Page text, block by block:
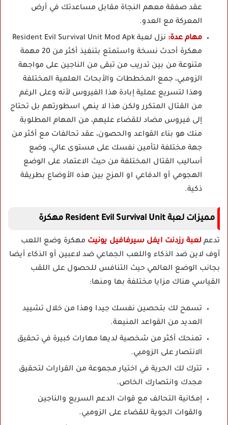
عقد صفقة معهم النجاة مقابل مساعدتك في أرض
المعركة مع العدو.
مهام عدة:
نزل لعبة Resident Evil Survival Unit Mod Apk
مهكرة أحدث نسخة واستمتع بتنفيذ أكثر من 20 مهمة
متنوعة من بين تدريب من تبقى من الناجين على مواجهة
الزومبي، جمع المخططات والأبحاث العلمية المختلفة
وهذا لتسريع عملية إبادة هذا الفيروس لأنه وعلى الرغم
من القتال المتكرر ولكن هذا لا ينهي اسطورتهم بل تحتاج
إلى فيروس مضاد للقضاء عليهم، من المهام المطلوبة
منك هو بناء القواعد والحصون، عقد تحالفات مع أكثر من
جهة مختلفة لتأمين نفسك على مستوى عالي، وضع
أساليب القتال المختلفة من حيث الاعتماد على الوضع
الهجومي أو الدفاعي او المزج بين هذه الأوضاع بطريقة
ذكية.
مميزات لعبة Resident Evil Survival Unit مهكرة
تدعم لعبة رزدنت ايفل سيرفافيل يونيت مهكرة وضع اللعب
أوف لاين ضد الذكاء واللعب الجماعي ضد لاعبين أو الذكاء أيضا
بجانب الوضع العالمي حيث التنافس للحصول على اللقب
القياسي هناك مزايا مختلفة بها ومنها:
تسمح لك بتحصين نفسك جيدا وهذا من خلال تشييد
العديد من القواعد المنيعة.
تمنحك أكثر من شخصية لديها مهارات كبيرة في تحقيق
الانتصار على الزومبي.
تترك لك الحرية في اختيار مجموعة من القرارات لتحقيق
مجدك وانتصارك الخاص.
إمكانية التحالف مع قوات الدعم السريع والناجين
والقوات الجوية للقضاء على الزومبي.